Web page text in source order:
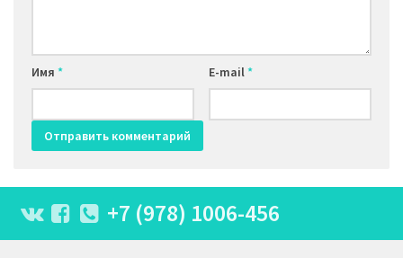
Имя * E-mail*
+7 (978) 1006-456